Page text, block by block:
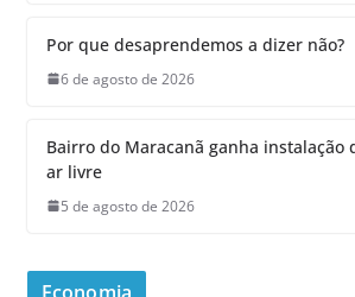
Por que desaprendemos a dizer não?
6 de agosto de 2026
Bairro do Maracanã ganha instalação
ar livre
5 de agosto de 2026